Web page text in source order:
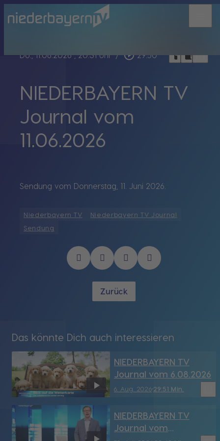
Do., 11.06.2026, 20:31 Uhr / play_circle_outline 29:50 headphoneschrome_reader_modebookmark_border
NIEDERBAYERN TV
Journal vom
11.06.2026
Sendung vom Donnerstag, 11. Juni 2026.
Niederbayern TV
Niederbayern TV Journal
Sendung
Zurück
Das könnte Dich auch interessieren
6. Aug. 202629:51 Min.
NIEDERBAYERN TV
Journal vom 6.08.2026
NIEDERBAYERN TV
Journal vom